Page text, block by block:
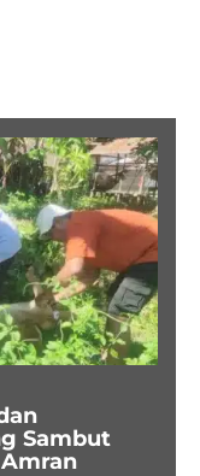
Sambut